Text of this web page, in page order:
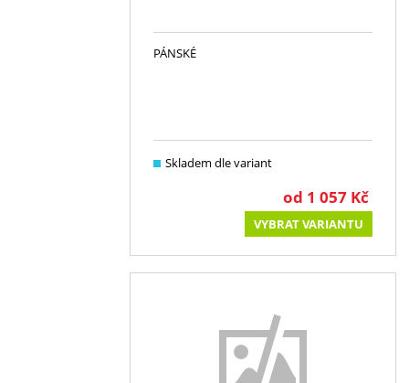
PÁNSKÉ
Skladem dle variant
od 1 057 Kč
VYBRAT VARIANTU